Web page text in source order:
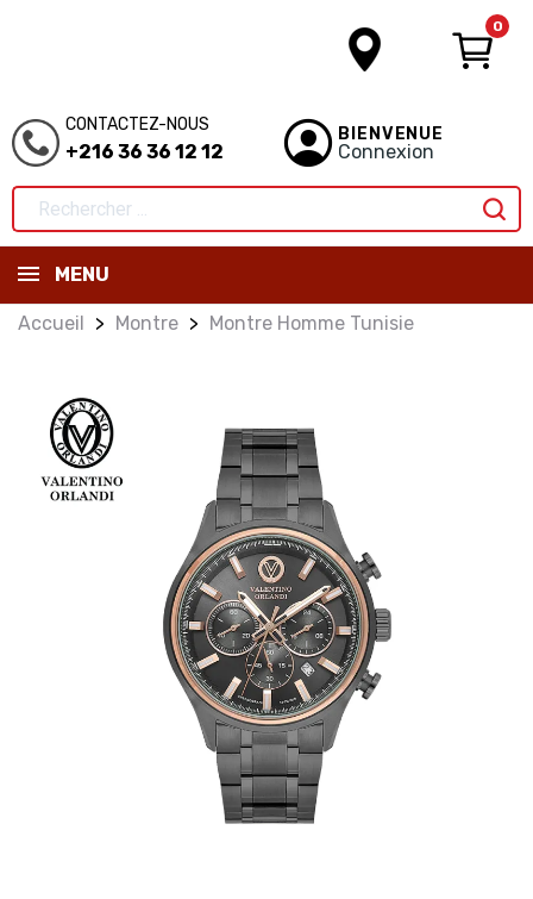
0
CONTACTEZ-NOUS
+216 36 36 12 12
BIENVENUE
Connexion
MENU
Accueil Montre Montre Homme Tunisie